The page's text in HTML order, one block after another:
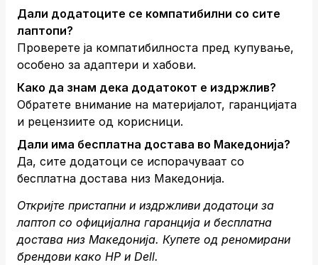
Дали додатоците се компатибилни со сите
лаптопи?
Проверете ја компатибилноста пред купување,
особено за адаптери и хабови.
Како да знам дека додатокот е издржлив?
Обратете внимание на материјалот, гаранцијата
и рецензиите од корисници.
Дали има бесплатна достава во Македонија?
Да, сите додатоци се испорачуваат со
бесплатна достава низ Македонија.
Откријте пристапни и издржливи додатоци за
лаптоп со официјална гаранција и бесплатна
достава низ Македонија. Купете од реномирани
брендови како HP и Dell.